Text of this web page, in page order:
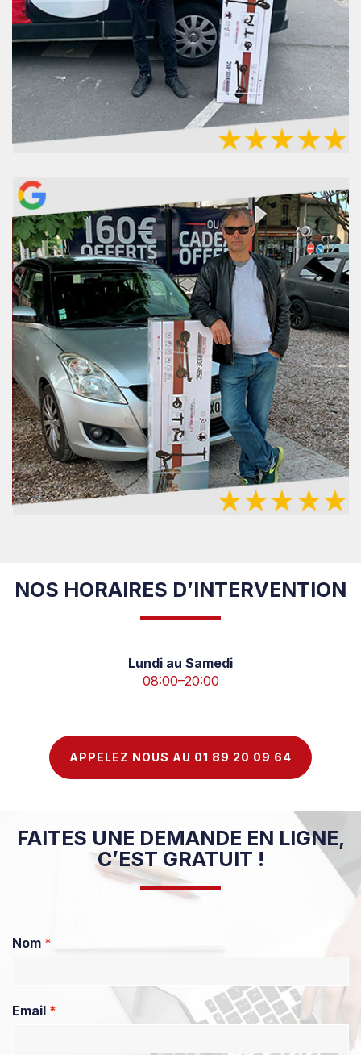
NOS HORAIRES D’INTERVENTION
Lundi au Samedi
08:00–20:00
APPELEZ NOUS AU 01 89 20 09 64
FAITES UNE DEMANDE EN LIGNE,
C’EST GRATUIT !
Nom *
Email *